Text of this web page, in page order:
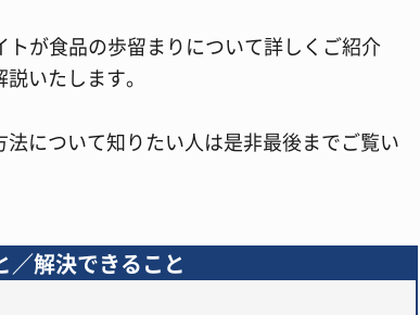
が食品の歩留まりについて詳しくご紹介
いたします。
について知りたい人は是非最後までご覧い
／解決できること